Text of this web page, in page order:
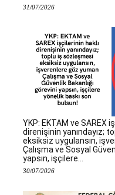
31/07/2026
YKP: EKTAM ve SAREX
direnişinin yanındayız;
eksiksiz uygulansın,
Çalışma ve Sosyal
yapsın, işçilere...
30/07/2026